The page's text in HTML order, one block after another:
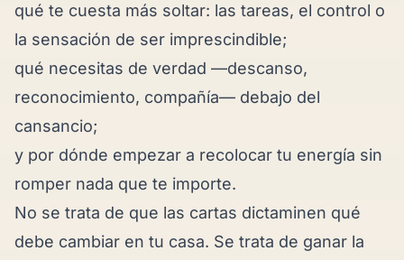
qué te cuesta más soltar: las tareas, el control o
la sensación de ser imprescindible;
qué necesitas de verdad —descanso,
reconocimiento, compañía— debajo del
cansancio;
y por dónde empezar a recolocar tu energía sin
romper nada que te importe.
No se trata de que las cartas dictaminen qué
debe cambiar en tu casa. Se trata de ganar la